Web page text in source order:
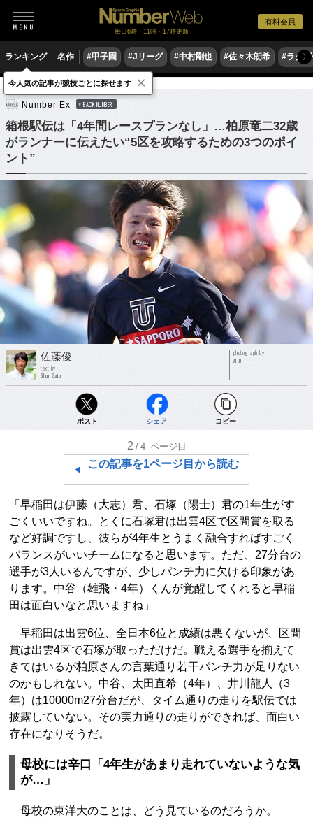
有料会員
毎日6時・11時・17時更新
ランキング 名作 #甲子園 #Jリーグ #中村剛也 #佐々木朗希 #ラグ〉
陸上 駅伝
Number Ex BACK NUMBER
箱根駅伝は「4年間レースプランなし」…柏原竜二32歳
がランナーに伝えたい“5区を攻略するための3つのポイ
ント”
佐藤俊
text by
Shun Sato
photograph by
AFLO
ポスト シェア コピー
2 /4 ページ目
この記事を1ページ目から読む
「早稲田は伊藤（大志）君、石塚（陽士）君の1年生がす
ごくいいですね。とくに石塚君は出雲4区で区間賞を取る
など好調ですし、彼らが4年生とうまく融合すればすごく
バランスがいいチームになると思います。ただ、27分台の
選手が3人いるんですが、少しパンチ力に欠ける印象があ
ります。中谷（雄飛・4年）くんが覚醒してくれると早稲
田は面白いなと思いますね」
早稲田は出雲6位、全日本6位と成績は悪くないが、区間
賞は出雲4区で石塚が取っただけだ。戦える選手を揃えて
きてはいるが柏原さんの言葉通り若干パンチ力が足りない
のかもしれない。中谷、太田直希（4年）、井川龍人（3
年）は10000m27分台だが、タイム通りの走りを駅伝では
披露していない。その実力通りの走りができれば、面白い
存在になりそうだ。
母校には辛口「4年生があまり走れていないような気
が…」
母校の東洋大のことは、どう見ているのだろうか。
今人気の記事が競技ごとに探せます ×